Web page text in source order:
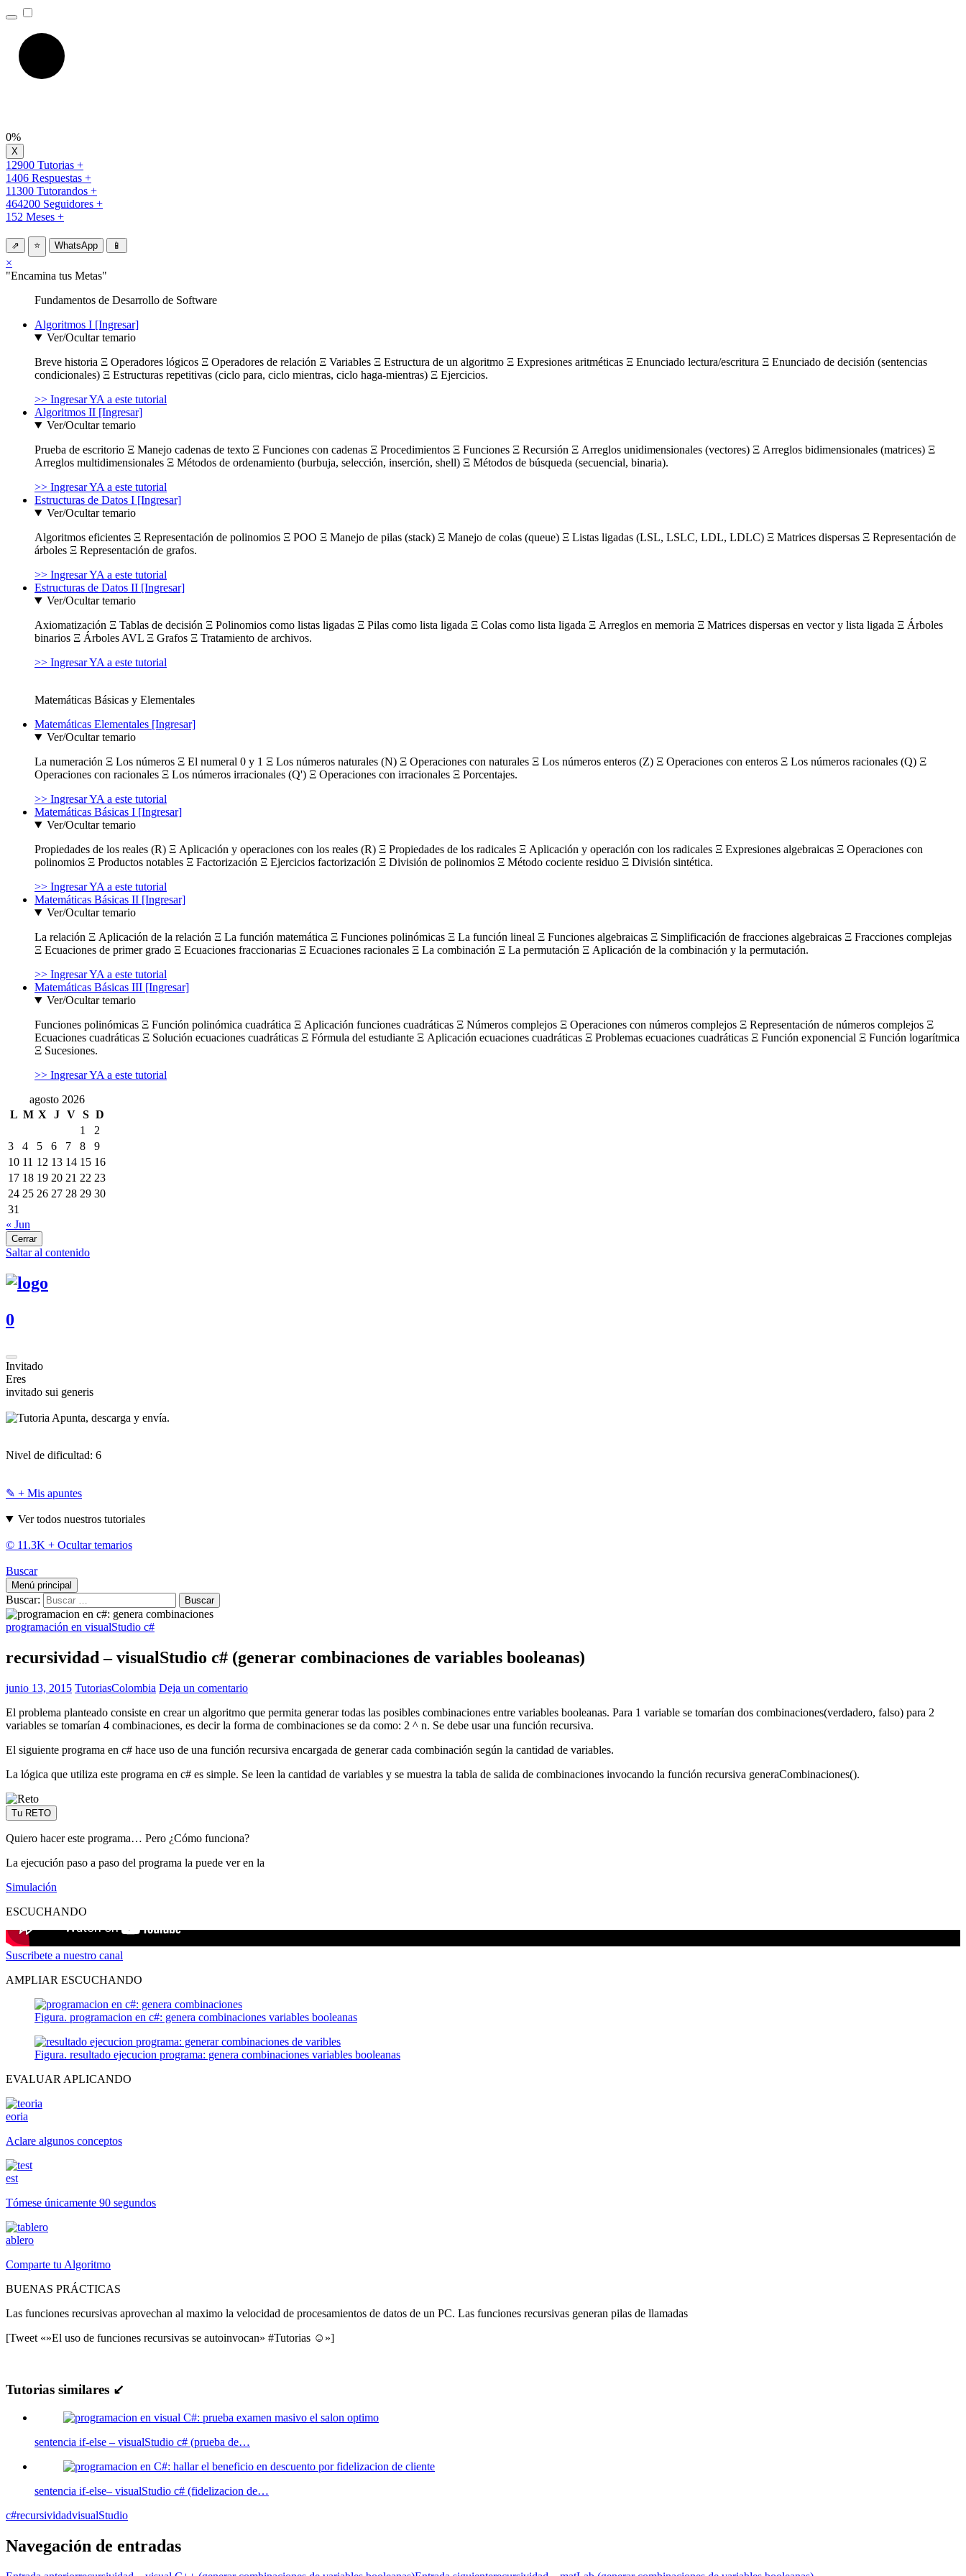
0%
12900 Tutorias +
1406 Respuestas +
11300 Tutorandos +
464200 Seguidores +
152 Meses +
⇗ ⭐ WhatsApp 📱
×
"Encamina tus Metas"
Fundamentos de Desarrollo de Software
Algoritmos I [Ingresar]
Ver/Ocultar temario
Breve historia Ξ Operadores lógicos Ξ Operadores de relación Ξ Variables Ξ Estructura de un algoritmo Ξ Expresiones aritméticas Ξ Enunciado lectura/escritura Ξ Enunciado de decisión (sentencias
condicionales) Ξ Estructuras repetitivas (ciclo para, ciclo mientras, ciclo haga-mientras) Ξ Ejercicios.
>> Ingresar YA a este tutorial
Algoritmos II [Ingresar]
Ver/Ocultar temario
Prueba de escritorio Ξ Manejo cadenas de texto Ξ Funciones con cadenas Ξ Procedimientos Ξ Funciones Ξ Recursión Ξ Arreglos unidimensionales (vectores) Ξ Arreglos bidimensionales (matrices) Ξ
Arreglos multidimensionales Ξ Métodos de ordenamiento (burbuja, selección, inserción, shell) Ξ Métodos de búsqueda (secuencial, binaria).
>> Ingresar YA a este tutorial
Estructuras de Datos I [Ingresar]
Ver/Ocultar temario
Algoritmos eficientes Ξ Representación de polinomios Ξ POO Ξ Manejo de pilas (stack) Ξ Manejo de colas (queue) Ξ Listas ligadas (LSL, LSLC, LDL, LDLC) Ξ Matrices dispersas Ξ Representación de
árboles Ξ Representación de grafos.
>> Ingresar YA a este tutorial
Estructuras de Datos II [Ingresar]
Ver/Ocultar temario
Axiomatización Ξ Tablas de decisión Ξ Polinomios como listas ligadas Ξ Pilas como lista ligada Ξ Colas como lista ligada Ξ Arreglos en memoria Ξ Matrices dispersas en vector y lista ligada Ξ Árboles
binarios Ξ Árboles AVL Ξ Grafos Ξ Tratamiento de archivos.
>> Ingresar YA a este tutorial
Matemáticas Básicas y Elementales
Matemáticas Elementales [Ingresar]
Ver/Ocultar temario
La numeración Ξ Los números Ξ El numeral 0 y 1 Ξ Los números naturales (N) Ξ Operaciones con naturales Ξ Los números enteros (Z) Ξ Operaciones con enteros Ξ Los números racionales (Q) Ξ
Operaciones con racionales Ξ Los números irracionales (Q') Ξ Operaciones con irracionales Ξ Porcentajes.
>> Ingresar YA a este tutorial
Matemáticas Básicas I [Ingresar]
Ver/Ocultar temario
Propiedades de los reales (R) Ξ Aplicación y operaciones con los reales (R) Ξ Propiedades de los radicales Ξ Aplicación y operación con los radicales Ξ Expresiones algebraicas Ξ Operaciones con
polinomios Ξ Productos notables Ξ Factorización Ξ Ejercicios factorización Ξ División de polinomios Ξ Método cociente residuo Ξ División sintética.
>> Ingresar YA a este tutorial
Matemáticas Básicas II [Ingresar]
Ver/Ocultar temario
La relación Ξ Aplicación de la relación Ξ La función matemática Ξ Funciones polinómicas Ξ La función lineal Ξ Funciones algebraicas Ξ Simplificación de fracciones algebraicas Ξ Fracciones complejas
Ξ Ecuaciones de primer grado Ξ Ecuaciones fraccionarias Ξ Ecuaciones racionales Ξ La combinación Ξ La permutación Ξ Aplicación de la combinación y la permutación.
>> Ingresar YA a este tutorial
Matemáticas Básicas III [Ingresar]
Ver/Ocultar temario
Funciones polinómicas Ξ Función polinómica cuadrática Ξ Aplicación funciones cuadráticas Ξ Números complejos Ξ Operaciones con números complejos Ξ Representación de números complejos Ξ
Ecuaciones cuadráticas Ξ Solución ecuaciones cuadráticas Ξ Fórmula del estudiante Ξ Aplicación ecuaciones cuadráticas Ξ Problemas ecuaciones cuadráticas Ξ Función exponencial Ξ Función logarítmica
Ξ Sucesiones.
>> Ingresar YA a este tutorial
agosto 2026
L M X J V S D
1
2
3
4 5 6 7 8
9
10 11 12 13 14 15 16
17 18 19 20 21 22 23
24 25 26 27 28 29 30
31
« Jun
Cerrar
Saltar al contenido
0
Invitado
Eres
invitado sui generis
Apunta, descarga y envía.
Nivel de dificultad: 6
✎ + Mis apuntes
Ver todos nuestros tutoriales
© 11.3K + Ocultar temarios
Buscar
Menú principal
Buscar:
programación en visualStudio c#
recursividad – visualStudio c# (generar combinaciones de variables booleanas)
junio 13, 2015 TutoriasColombia Deja un comentario
El problema planteado consiste en crear un algoritmo que permita generar todas las posibles combinaciones entre variables booleanas. Para 1 variable se tomarían dos combinaciones(verdadero, falso) para 2
variables se tomarían 4 combinaciones, es decir la forma de combinaciones se da como: 2 ^ n. Se debe usar una función recursiva.
El siguiente programa en c# hace uso de una función recursiva encargada de generar cada combinación según la cantidad de variables.
La lógica que utiliza este programa en c# es simple. Se leen la cantidad de variables y se muestra la tabla de salida de combinaciones invocando la función recursiva generaCombinaciones().
Tu RETO
Quiero hacer este programa… Pero ¿Cómo funciona?
La ejecución paso a paso del programa la puede ver en la
Simulación
ESCUCHANDO
Suscribete a nuestro canal
AMPLIAR ESCUCHANDO
Figura. programacion en c#: genera combinaciones variables booleanas
Figura. resultado ejecucion programa: genera combinaciones variables booleanas
EVALUAR APLICANDO
eoria
Aclare algunos conceptos
est
Tómese únicamente 90 segundos
ablero
Comparte tu Algoritmo
BUENAS PRÁCTICAS
Las funciones recursivas aprovechan al maximo la velocidad de procesamientos de datos de un PC. Las funciones recursivas generan pilas de llamadas
[Tweet «»El uso de funciones recursivas se autoinvocan» #Tutorias ☺»]
Tutorias similares ↙
sentencia if-else – visualStudio c# (prueba de…
sentencia if-else– visualStudio c# (fidelizacion de…
c#recursividadvisualStudio
Navegación de entradas